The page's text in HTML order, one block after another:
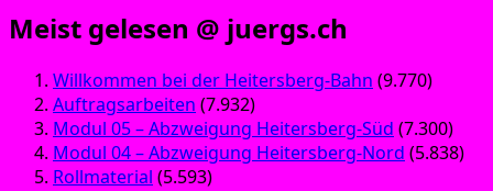
Meist gelesen @ juergs.ch
Willkommen bei der Heitersberg-Bahn (9.770)
Auftragsarbeiten (7.932)
Modul 05 – Abzweigung Heitersberg-Süd (7.300)
Modul 04 – Abzweigung Heitersberg-Nord (5.838)
Rollmaterial (5.593)